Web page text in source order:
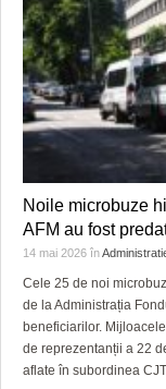
FILME
CLIPURI
JOCURI ONLINE
DIVERSE
FARMACII
HARTA
LICEE, ŞCOLI
PRIMĂRIILE
Noile microbuze
AFM au fost
14 mai 2026 în
Cele 25 de noi
de la Administrația
beneficiarilor.
de reprezentanții a 22
aflate în subordinea